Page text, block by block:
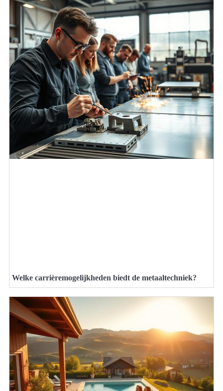
Welke carrièremogelijkheden biedt de metaaltechniek?